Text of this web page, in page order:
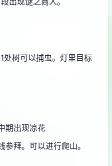
处树可以捕虫。灯里目标
期出现凉花
拜。可以进行爬山。